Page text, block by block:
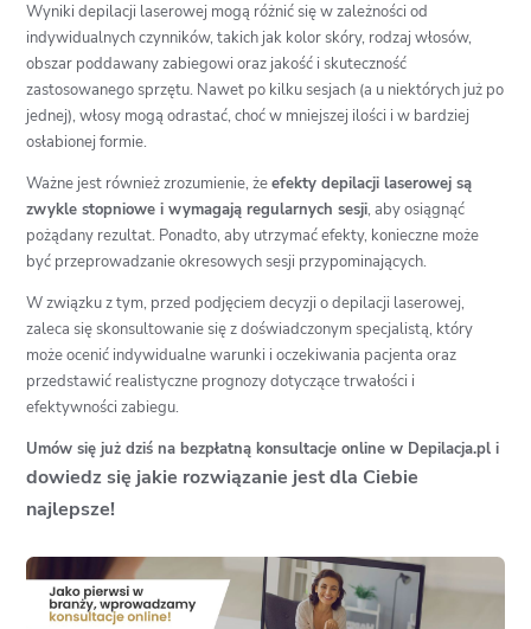
Wyniki depilacji laserowej mogą różnić się w zależności od
indywidualnych czynników, takich jak kolor skóry, rodzaj włosów,
obszar poddawany zabiegowi oraz jakość i skuteczność
zastosowanego sprzętu. Nawet po kilku sesjach (a u niektórych już po
jednej), włosy mogą odrastać, choć w mniejszej ilości i w bardziej
osłabionej formie.
Ważne jest również zrozumienie, żeefekty depilacji laserowej są
zwykle stopniowe i wymagają regularnych sesji, aby osiągnąć
pożądany rezultat. Ponadto, aby utrzymać efekty, konieczne może
być przeprowadzanie okresowych sesji przypominających.
W związku z tym, przed podjęciem decyzji o depilacji laserowej,
zaleca się skonsultowanie się z doświadczonym specjalistą, który
może ocenić indywidualne warunki i oczekiwania pacjenta oraz
przedstawić realistyczne prognozy dotyczące trwałości i
efektywności zabiegu.
Umów się już dziś na bezpłatną konsultacje online w Depilacja.pl i
dowiedz się jakie rozwiązanie jest dla Ciebie
najlepsze!